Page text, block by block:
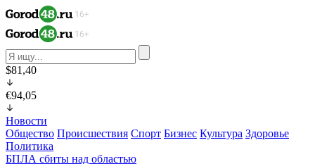
$81,40
€94,05
Новости
Общество Происшествия Спорт Бизнес Культура Здоровье
Политика
БПЛА сбиты над областью